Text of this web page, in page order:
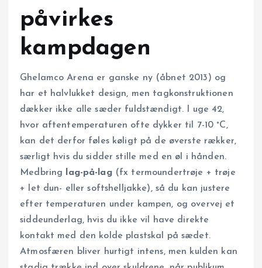
påvirkes
kampdagen
Ghelamco Arena er ganske ny (åbnet 2013) og
har et halvlukket design, men tagkonstruktionen
dækker ikke alle sæder fuldstændigt. I uge 42,
hvor aftentemperaturen ofte dykker til 7-10 °C,
kan det derfor føles køligt på de øverste rækker,
særligt hvis du sidder stille med en øl i hånden.
Medbring
lag-på-lag(fx termoundertrøje + trøje
+ let dun- eller softshelljakke), så du kan justere
efter temperaturen under kampen, og overvej et
siddeunderlag, hvis du ikke vil have direkte
kontakt med den kolde plastskal på sædet.
Atmosfæren bliver hurtigt intens, men kulden kan